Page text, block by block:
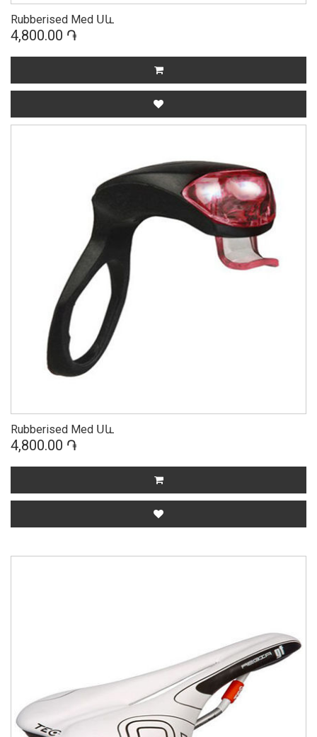
Rubberised Med Սև
4,800.00 ֏
Rubberised Med Սև
4,800.00 ֏